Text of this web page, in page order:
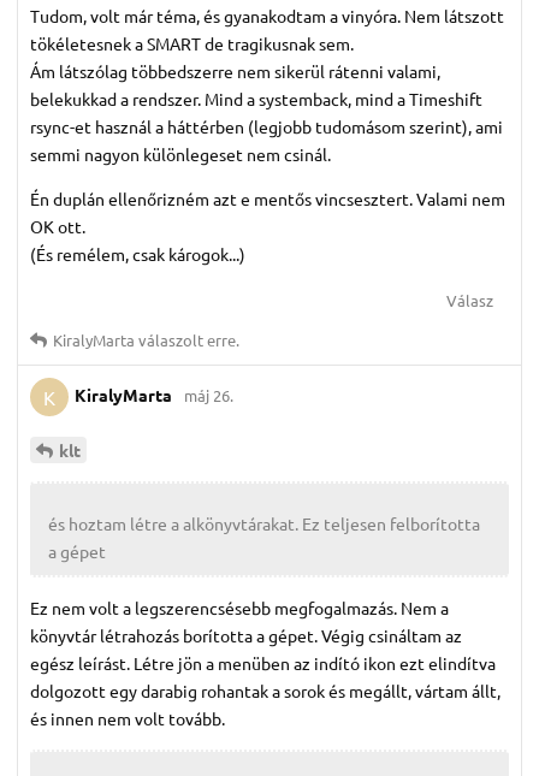
Tudom, volt már téma, és gyanakodtam a vinyóra. Nem látszott
tökéletesnek a SMART de tragikusnak sem.
Ám látszólag többedszerre nem sikerül rátenni valami,
belekukkad a rendszer. Mind a systemback, mind a Timeshift
rsync-et használ a háttérben (legjobb tudomásom szerint), ami
semmi nagyon különlegeset nem csinál.
Én duplán ellenőrizném azt e mentős vincsesztert. Valami nem
OK ott.
(És remélem, csak károgok...)
Válasz
KiralyMarta válaszolt erre.
K KiralyMarta máj 26.
klt
és hoztam létre a alkönyvtárakat. Ez teljesen felborította
a gépet
Ez nem volt a legszerencsésebb megfogalmazás. Nem a
könyvtár létrahozás borította a gépet. Végig csináltam az
egész leírást. Létre jön a menüben az indító ikon ezt elindítva
dolgozott egy darabig rohantak a sorok és megállt, vártam állt,
és innen nem volt tovább.